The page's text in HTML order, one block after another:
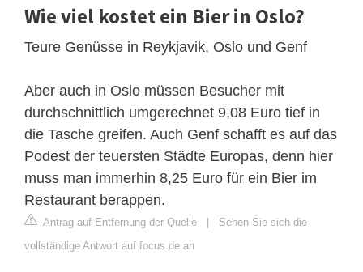
Wie viel kostet ein Bier in Oslo?
Teure Genüsse in Reykjavik, Oslo und Genf
Aber auch in Oslo müssen Besucher mit
durchschnittlich umgerechnet 9,08 Euro tief in
die Tasche greifen. Auch Genf schafft es auf das
Podest der teuersten Städte Europas, denn hier
muss man immerhin 8,25 Euro für ein Bier im
Restaurant berappen.
Antrag auf Entfernung der Quelle | Sehen Sie sich die
vollständige Antwort auf focus.de an